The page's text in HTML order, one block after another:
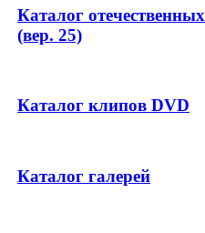
Каталог отечественных
(вер. 25)
Каталог клипов DVD
Каталог галерей